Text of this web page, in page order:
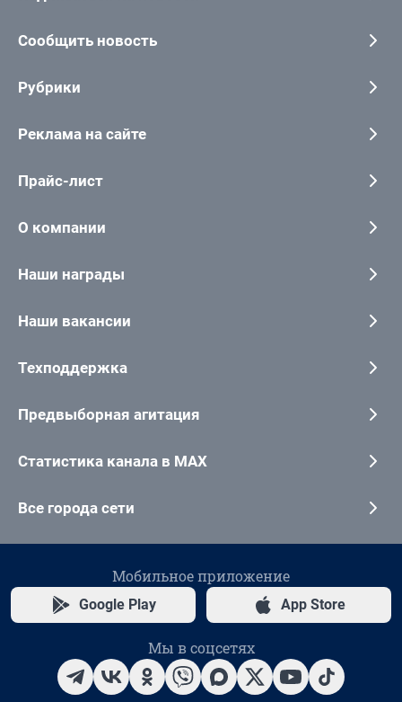
Сообщить новость
Рубрики
Реклама на сайте
Прайс-лист
О компании
Наши награды
Наши вакансии
Техподдержка
Предвыборная агитация
Статистика канала в MAX
Все города сети
Мобильное приложение
Google Play App Store
Мы в соцсетях